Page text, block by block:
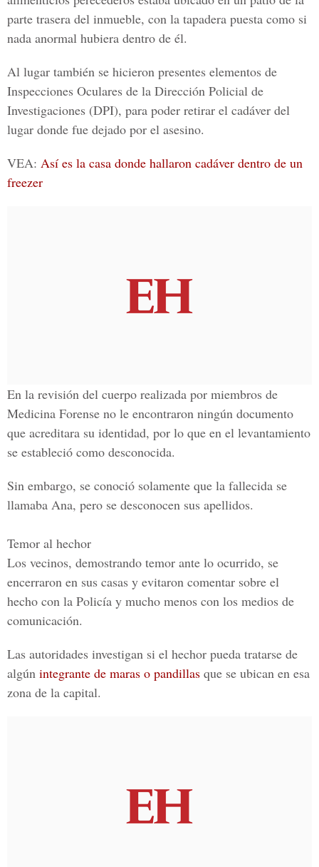
parte trasera del inmueble, con la tapadera puesta como si
nada anormal hubiera dentro de él.
Al lugar también se hicieron presentes elementos de
Inspecciones Oculares de la Dirección Policial de
Investigaciones (DPI), para poder retirar el cadáver del
lugar donde fue dejado por el asesino.
VEA: Así es la casa donde hallaron cadáver dentro de un
freezer
En la revisión del cuerpo realizada por miembros de
Medicina Forense no le encontraron ningún documento
que acreditara su identidad, por lo que en el levantamiento
se estableció como desconocida.
Sin embargo, se conoció solamente que la fallecida se
llamaba Ana, pero se desconocen sus apellidos.
Temor al hechor
Los vecinos, demostrando temor ante lo ocurrido, se
encerraron en sus casas y evitaron comentar sobre el
hecho con la Policía y mucho menos con los medios de
comunicación.
Las autoridades investigan si el hechor pueda tratarse de
algún integrante de maras o pandillas que se ubican en esa
zona de la capital.